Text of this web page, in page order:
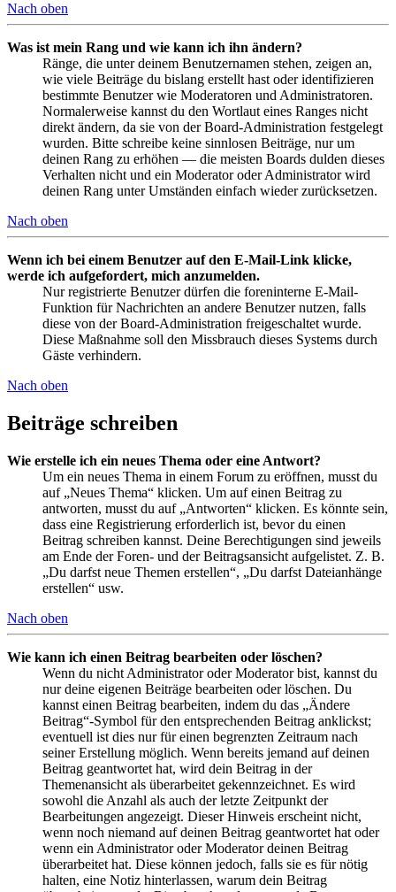
Nach oben
Was ist mein Rang und wie kann ich ihn ändern?
Ränge, die unter deinem Benutzernamen stehen, zeigen an,
wie viele Beiträge du bislang erstellt hast oder identifizieren
bestimmte Benutzer wie Moderatoren und Administratoren.
Normalerweise kannst du den Wortlaut eines Ranges nicht
direkt ändern, da sie von der Board-Administration festgelegt
wurden. Bitte schreibe keine sinnlosen Beiträge, nur um
deinen Rang zu erhöhen — die meisten Boards dulden dieses
Verhalten nicht und ein Moderator oder Administrator wird
deinen Rang unter Umständen einfach wieder zurücksetzen.
Nach oben
Wenn ich bei einem Benutzer auf den E-Mail-Link klicke,
werde ich aufgefordert, mich anzumelden.
Nur registrierte Benutzer dürfen die foreninterne E-Mail-
Funktion für Nachrichten an andere Benutzer nutzen, falls
diese von der Board-Administration freigeschaltet wurde.
Diese Maßnahme soll den Missbrauch dieses Systems durch
Gäste verhindern.
Nach oben
Beiträge schreiben
Wie erstelle ich ein neues Thema oder eine Antwort?
Um ein neues Thema in einem Forum zu eröffnen, musst du
auf „Neues Thema“ klicken. Um auf einen Beitrag zu
antworten, musst du auf „Antworten“ klicken. Es könnte sein,
dass eine Registrierung erforderlich ist, bevor du einen
Beitrag schreiben kannst. Deine Berechtigungen sind jeweils
am Ende der Foren- und der Beitragsansicht aufgelistet. Z. B.
„Du darfst neue Themen erstellen“, „Du darfst Dateianhänge
erstellen“ usw.
Nach oben
Wie kann ich einen Beitrag bearbeiten oder löschen?
Wenn du nicht Administrator oder Moderator bist, kannst du
nur deine eigenen Beiträge bearbeiten oder löschen. Du
kannst einen Beitrag bearbeiten, indem du das „Ändere
Beitrag“-Symbol für den entsprechenden Beitrag anklickst;
eventuell ist dies nur für einen begrenzten Zeitraum nach
seiner Erstellung möglich. Wenn bereits jemand auf deinen
Beitrag geantwortet hat, wird dein Beitrag in der
Themenansicht als überarbeitet gekennzeichnet. Es wird
sowohl die Anzahl als auch der letzte Zeitpunkt der
Bearbeitungen angezeigt. Dieser Hinweis erscheint nicht,
wenn noch niemand auf deinen Beitrag geantwortet hat oder
wenn ein Administrator oder Moderator deinen Beitrag
überarbeitet hat. Diese können jedoch, falls sie es für nötig
halten, eine Notiz hinterlassen, warum dein Beitrag